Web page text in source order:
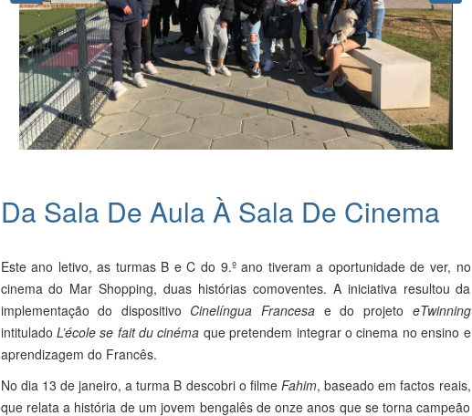
Da Sala De Aula À Sala De Cinema
Este ano letivo, as turmas B e C do 9.º ano tiveram a oportunidade de ver, no
cinema do Mar Shopping, duas histórias comoventes. A iniciativa resultou da
implementação do dispositivo Cinelíngua Francesa e do projeto eTwinning
intitulado L’école se fait du cinéma que pretendem integrar o cinema no ensino e
aprendizagem do Francês.
No dia 13 de janeiro, a turma B descobri o filme Fahim, baseado em factos reais,
que relata a história de um jovem bengalês de onze anos que se torna campeão